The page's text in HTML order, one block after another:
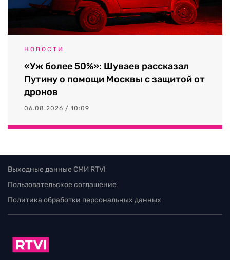
НОВОСТИ
«Уж более 50%»: Шуваев рассказал
Путину о помощи Москвы с защитой от
дронов
06.08.2026 / 10:09
Выходные данные СМИ RTVI
Пользовательское соглашение
Политика обработки персональных данных